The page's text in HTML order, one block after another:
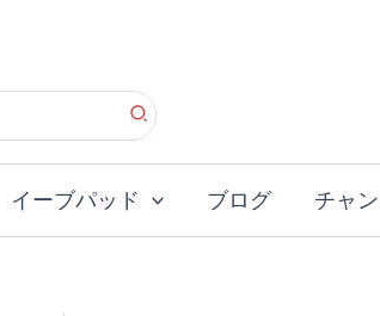
イーブパッド ブログ チャ